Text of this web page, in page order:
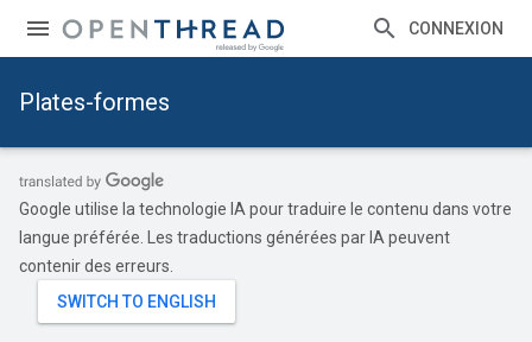
CONNEXION
Plates-formes
Google utilise la technologie IA pour traduire le contenu dans votre
langue préférée. Les traductions générées par IA peuvent
contenir des erreurs.